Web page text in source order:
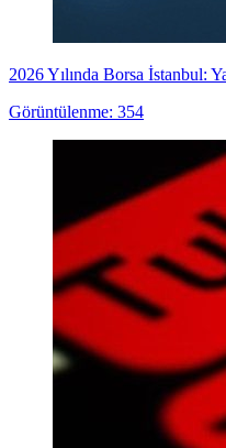
2026 Yılında Borsa İstanbul:
Görüntülenme: 354